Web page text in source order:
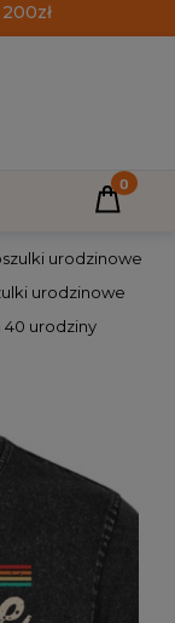
urodzinowe
urodzinowe
40 urodziny